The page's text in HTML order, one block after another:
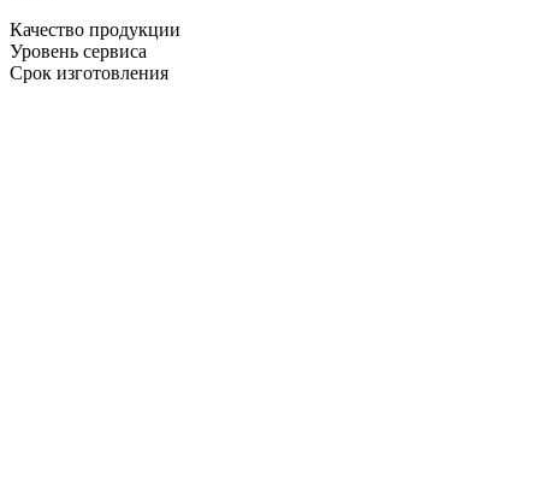
Качество продукции
Уровень сервиса
Срок изготовления